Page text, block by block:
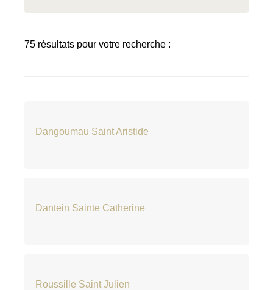
75 résultats pour votre recherche :
Dangoumau Saint Aristide
Dantein Sainte Catherine
Roussille Saint Julien